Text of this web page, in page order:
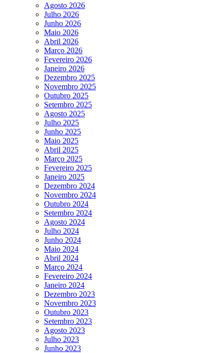
Agosto 2026
Julho 2026
Junho 2026
Maio 2026
Abril 2026
Março 2026
Fevereiro 2026
Janeiro 2026
Dezembro 2025
Novembro 2025
Outubro 2025
Setembro 2025
Agosto 2025
Julho 2025
Junho 2025
Maio 2025
Abril 2025
Março 2025
Fevereiro 2025
Janeiro 2025
Dezembro 2024
Novembro 2024
Outubro 2024
Setembro 2024
Agosto 2024
Julho 2024
Junho 2024
Maio 2024
Abril 2024
Março 2024
Fevereiro 2024
Janeiro 2024
Dezembro 2023
Novembro 2023
Outubro 2023
Setembro 2023
Agosto 2023
Julho 2023
Junho 2023